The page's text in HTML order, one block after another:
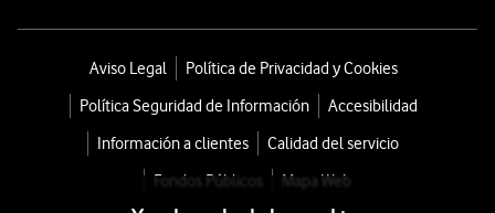
Aviso Legal
Política de Privacidad y Cookies
Política Seguridad de Información
Accesibilidad
Información a clientes
Calidad del servicio
Fondos Públicos
Mapa Web